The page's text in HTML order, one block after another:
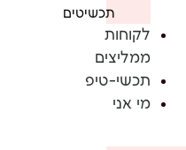
תכשיטים
לקוחות
ממליצים
תכשי-טיפ
מי אני